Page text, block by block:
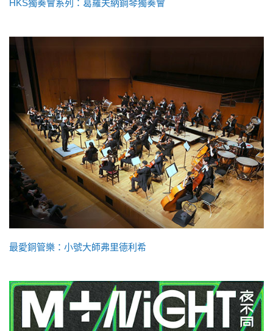
HKS獨奏會系列：葛羅夫納鋼琴獨奏會
最愛銅管樂：小號大師弗里德利希